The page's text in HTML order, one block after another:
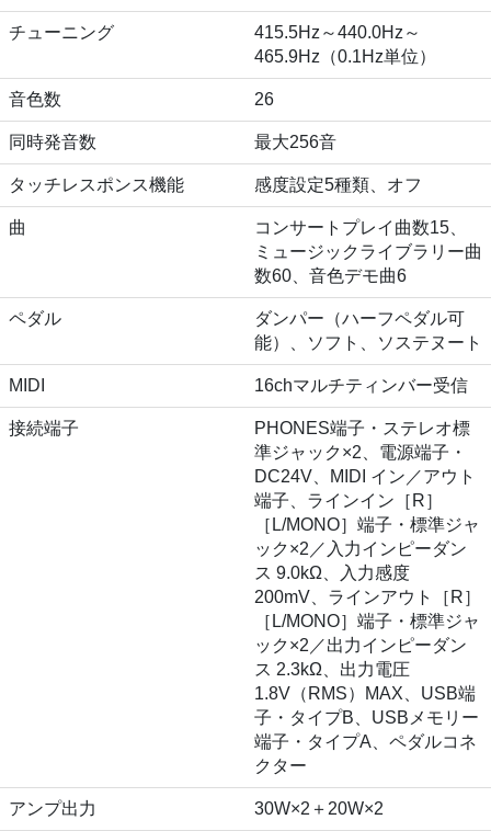
チューニング
415.5Hz～440.0Hz～
465.9Hz（0.1Hz単位）
音色数 26
同時発音数 最大256音
タッチレスポンス機能 感度設定5種類、オフ
曲
コンサートプレイ曲数15、
ミュージックライブラリー曲
数60、音色デモ曲6
ペダル
ダンパー（ハーフペダル可
能）、ソフト、ソステヌート
MIDI 16chマルチティンバー受信
接続端子
PHONES端子・ステレオ標
準ジャック×2、電源端子・
DC24V、MIDI イン／アウト
端子、ラインイン［R］
［L/MONO］端子・標準ジャ
ック×2／入力インピーダン
ス 9.0kΩ、入力感度
200mV、ラインアウト［R］
［L/MONO］端子・標準ジャ
ック×2／出力インピーダン
ス 2.3kΩ、出力電圧
1.8V（RMS）MAX、USB端
子・タイプB、USBメモリー
端子・タイプA、ペダルコネ
クター
アンプ出力 30W×2＋20W×2